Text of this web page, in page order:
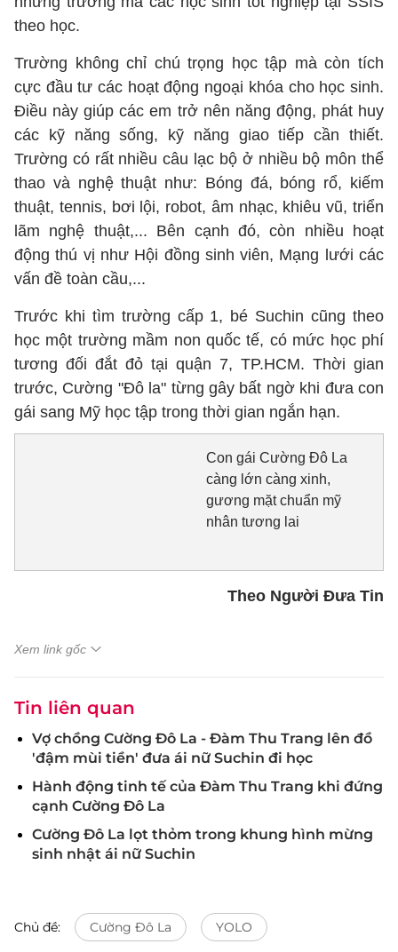
theo học.
Trường không chỉ chú trọng học tập mà còn tích
cực đầu tư các hoạt động ngoại khóa cho học sinh.
Điều này giúp các em trở nên năng động, phát huy
các kỹ năng sống, kỹ năng giao tiếp cần thiết.
Trường có rất nhiều câu lạc bộ ở nhiều bộ môn thể
thao và nghệ thuật như: Bóng đá, bóng rổ, kiếm
thuật, tennis, bơi lội, robot, âm nhạc, khiêu vũ, triển
lãm nghệ thuật,... Bên cạnh đó, còn nhiều hoạt
động thú vị như Hội đồng sinh viên, Mạng lưới các
vấn đề toàn cầu,...
Trước khi tìm trường cấp 1, bé Suchin cũng theo
học một trường mầm non quốc tế, có mức học phí
tương đối đắt đỏ tại quận 7, TP.HCM. Thời gian
trước, Cường "Đô la" từng gây bất ngờ khi đưa con
gái sang Mỹ học tập trong thời gian ngắn hạn.
Con gái Cường Đô La
càng lớn càng xinh,
gương mặt chuẩn mỹ
nhân tương lai
Theo Người Đưa Tin
Xem link gốc
Tin liên quan
Vợ chồng Cường Đô La - Đàm Thu Trang lên đồ
'đậm mùi tiền' đưa ái nữ Suchin đi học
Hành động tinh tế của Đàm Thu Trang khi đứng
cạnh Cường Đô La
Cường Đô La lọt thỏm trong khung hình mừng
sinh nhật ái nữ Suchin
Chủ đề: Cường Đô La YOLO